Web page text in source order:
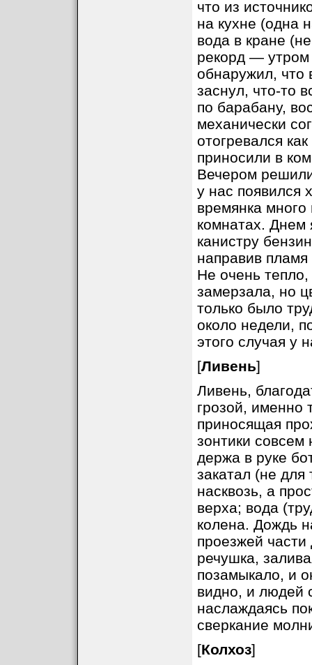
что из
на кухне (одна
вода в кране
рекорд — утром
обнаружил, что
заснул, что-то
по барабану,
механически
отогревался
приносили в
Вечером
у нас появился
времянка
комнатах. Днем
канистру
направив
Не очень
замерзала, но
только было
около недели,
этого случая у
[Ливень]
Ливень,
грозой, именно
приносящая
зонтики совсем
держа в руке
закатал (не
насквозь, а
верха; вода
колена. Дождь
проезжей части
речушка,
позамыкало, и
видно, и людей
наслаждаясь
сверкание
[Колхоз]